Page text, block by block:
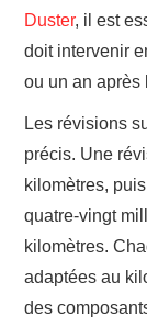
Duster, il est
doit intervenir
ou un an après
Les révisions
précis. Une
kilomètres,
quatre-vingt
kilomètres.
adaptées au
des